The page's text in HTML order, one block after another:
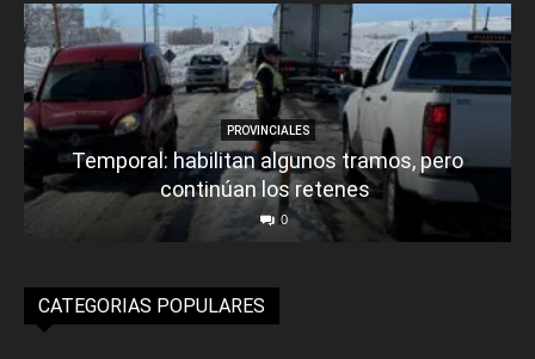
PROVINCIALES
Temporal: habilitan algunos tramos, pero
continúan los retenes
0
CATEGORIAS POPULARES